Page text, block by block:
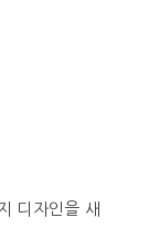
디자인을 새